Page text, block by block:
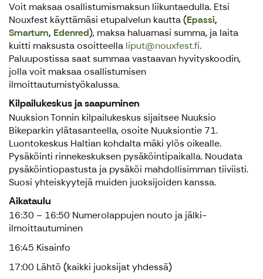
Voit maksaa osallistumismaksun liikuntaedulla. Etsi
Nouxfest käyttämäsi etupalvelun kautta (Epassi,
Smartum, Edenred), maksa haluamasi summa, ja laita
kuitti maksusta osoitteella liput@nouxfest.fi.
Paluupostissa saat summaa vastaavan hyvityskoodin,
jolla voit maksaa osallistumisen
ilmoittautumistyökalussa.
Kilpailukeskus ja saapuminen
Nuuksion Tonnin kilpailukeskus sijaitsee Nuuksio
Bikeparkin ylätasanteella, osoite Nuuksiontie 71.
Luontokeskus Haltian kohdalta mäki ylös oikealle.
Pysäköinti rinnekeskuksen pysäköintipaikalla. Noudata
pysäköintiopastusta ja pysäköi mahdollisimman tiiviisti.
Suosi yhteiskyytejä muiden juoksijoiden kanssa.
Aikataulu
16:30 – 16:50 Numerolappujen nouto ja jälki-
ilmoittautuminen
16:45 Kisainfo
17:00 Lähtö (kaikki juoksijat yhdessä)